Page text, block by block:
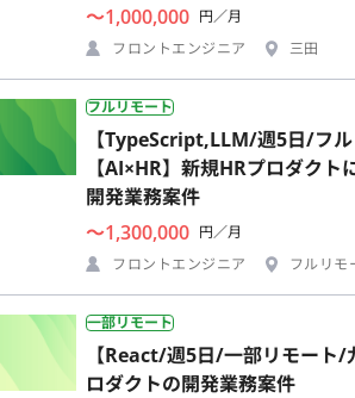
〜1,000,000 円／月
フロントエンジニア
三田
フルリモート
【TypeScript,LLM/週5日/フル
【AI×HR】新規HRプロダクト
開発業務案件
〜1,300,000 円／月
フロントエンジニア
フルリモ
一部リモート
【React/週5日/一部リモート
ロダクトの開発業務案件